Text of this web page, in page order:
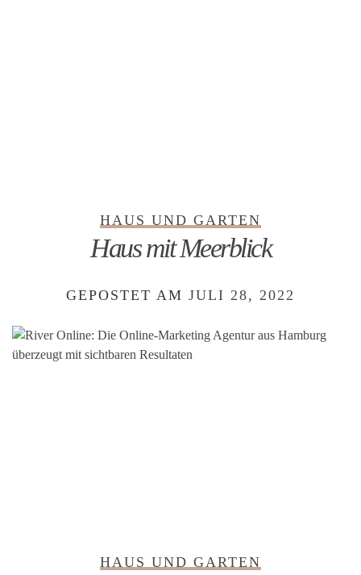
HAUS UND GARTEN
Haus mit Meerblick
GEPOSTET AM JULI 28, 2022
HAUS UND GARTEN